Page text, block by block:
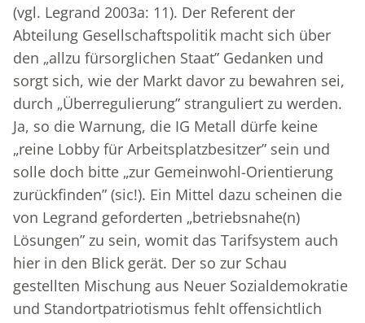
(vgl. Legrand 2003a: 11). Der Referent der
Abteilung Gesellschaftspolitik macht sich über
den „allzu fürsorglichen Staat” Gedanken und
sorgt sich, wie der Markt davor zu bewahren sei,
durch „Überregulierung” stranguliert zu werden.
Ja, so die Warnung, die IG Metall dürfe keine
„reine Lobby für Arbeitsplatzbesitzer” sein und
solle doch bitte „zur Gemeinwohl-Orientierung
zurückfinden” (sic!). Ein Mittel dazu scheinen die
von Legrand geforderten „betriebsnahe(n)
Lösungen” zu sein, womit das Tarifsystem auch
hier in den Blick gerät. Der so zur Schau
gestellten Mischung aus Neuer Sozialdemokratie
und Standortpatriotismus fehlt offensichtlich